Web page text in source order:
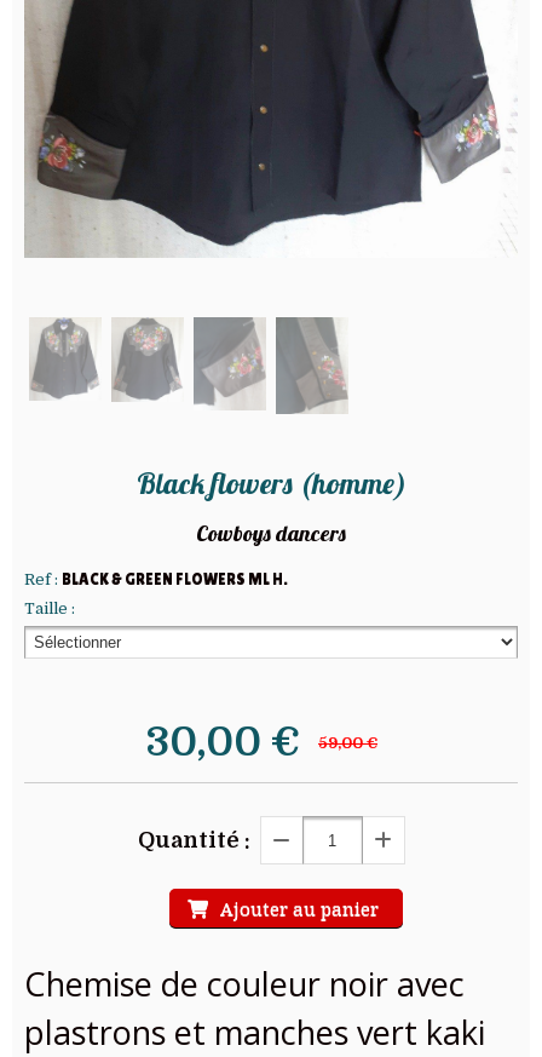
Black flowers (homme)
Cowboys dancers
Ref : BLACK & GREEN FLOWERS ML H.
Taille :
30,00 € 59,00 €
Quantité :
Ajouter au panier
Chemise de couleur noir avec
plastrons et manches vert kaki